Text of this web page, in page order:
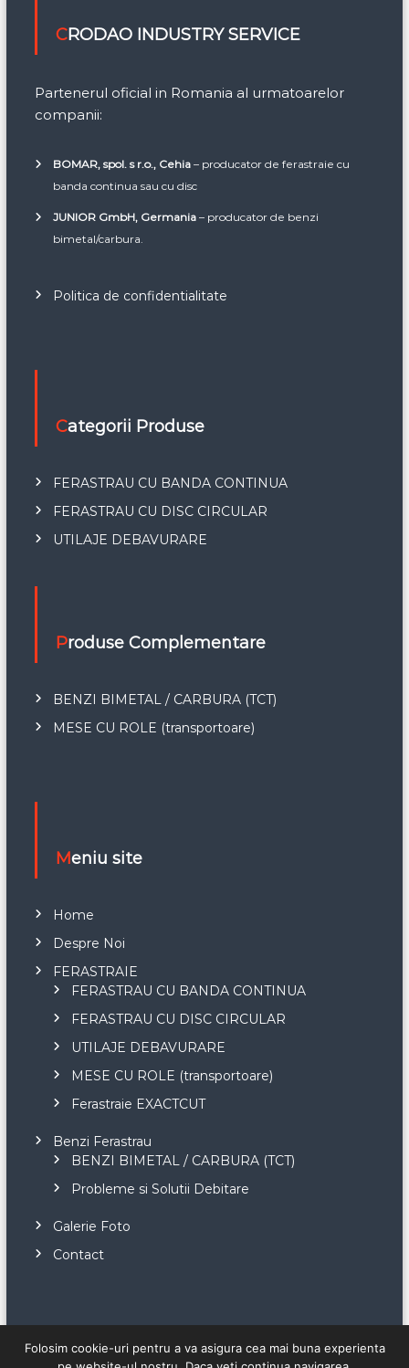
CRODAO INDUSTRY SERVICE
Partenerul oficial in Romania al urmatoarelor
companii:
BOMAR, spol. s r.o., Cehia– producator de ferastraie cu
banda continua sau cu disc
JUNIOR GmbH, Germania– producator de benzi
bimetal/carbura.
Politica de confidentialitate
Categorii Produse
FERASTRAU CU BANDA CONTINUA
FERASTRAU CU DISC CIRCULAR
UTILAJE DEBAVURARE
Produse Complementare
BENZI BIMETAL / CARBURA (TCT)
MESE CU ROLE (transportoare)
Meniu site
Home
Despre Noi
FERASTRAIE
FERASTRAU CU BANDA CONTINUA
FERASTRAU CU DISC CIRCULAR
UTILAJE DEBAVURARE
MESE CU ROLE (transportoare)
Ferastraie EXACTCUT
Benzi Ferastrau
BENZI BIMETAL / CARBURA (TCT)
Probleme si Solutii Debitare
Galerie Foto
Contact
Folosim cookie-uri pentru a va asigura cea mai buna experienta